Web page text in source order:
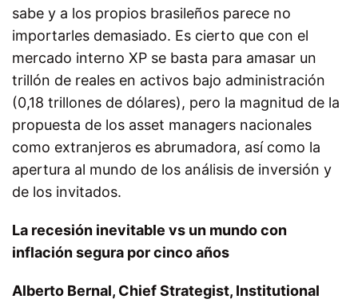
sabe y a los propios brasileños parece no
importarles demasiado. Es cierto que con el
mercado interno XP se basta para amasar un
trillón de reales en activos bajo administración
(0,18 trillones de dólares), pero la magnitud de la
propuesta de los asset managers nacionales
como extranjeros es abrumadora, así como la
apertura al mundo de los análisis de inversión y
de los invitados.
La recesión inevitable vs un mundo con
inflación segura por cinco años
Alberto Bernal, Chief Strategist, Institutional